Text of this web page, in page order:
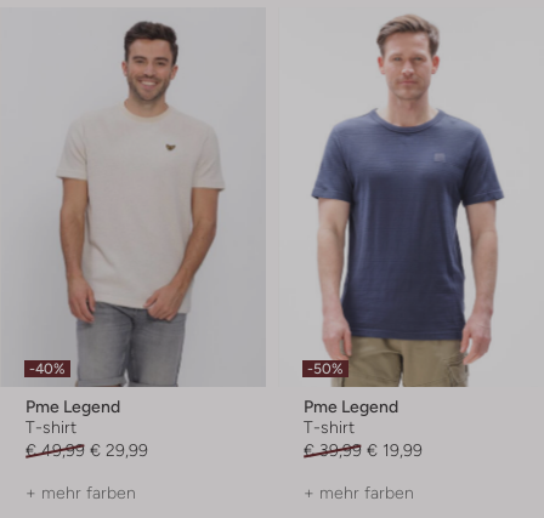
-40%
Pme Legend
T-shirt
€ 49,99 € 29,99
+ mehr farben
-50%
Pme Legend
T-shirt
€ 39,99 € 19,99
+ mehr farben